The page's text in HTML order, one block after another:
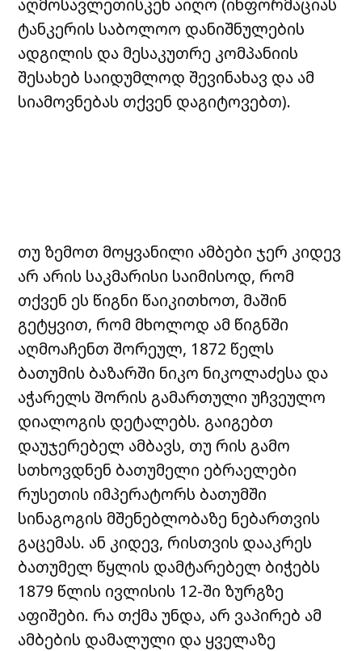
ტანკერის საბოლოო დანიშნულების
ადგილის და მესაკუთრე კომპანიის
შესახებ საიდუმლოდ შევინახავ და ამ
სიამოვნებას თქვენ დაგიტოვებთ).
თუ ზემოთ მოყვანილი ამბები ჯერ კიდევ
არ არის საკმარისი საიმისოდ, რომ
თქვენ ეს წიგნი წაიკითხოთ, მაშინ
გეტყვით, რომ მხოლოდ ამ წიგნში
აღმოაჩენთ შორეულ, 1872 წელს
ბათუმის ბაზარში ნიკო ნიკოლაძესა და
აჭარელს შორის გამართული უჩვეულო
დიალოგის დეტალებს. გაიგებთ
დაუჯერებელ ამბავს, თუ რის გამო
სთხოვდნენ ბათუმელი ებრაელები
რუსეთის იმპერატორს ბათუმში
სინაგოგის მშენებლობაზე ნებართვის
გაცემას. ან კიდევ, რისთვის დააკრეს
ბათუმელ წყლის დამტარებელ ბიჭებს
1879 წლის ივლისის 12-ში ზურგზე
აფიშები. რა თქმა უნდა, არ ვაპირებ ამ
ამბების დამალული და ყველაზე